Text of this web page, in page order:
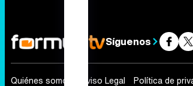
Síguenos
Quiénes somos Aviso Legal Política de